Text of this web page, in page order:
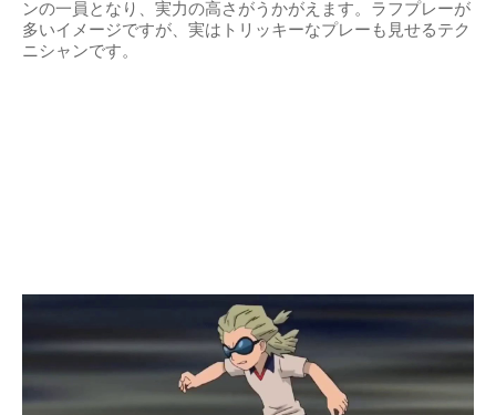
ンの一員となり、実力の高さがうかがえます。ラフプレーが
多いイメージですが、実はトリッキーなプレーも見せるテク
ニシャンです。